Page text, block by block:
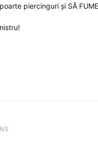
piercinguri și SĂ